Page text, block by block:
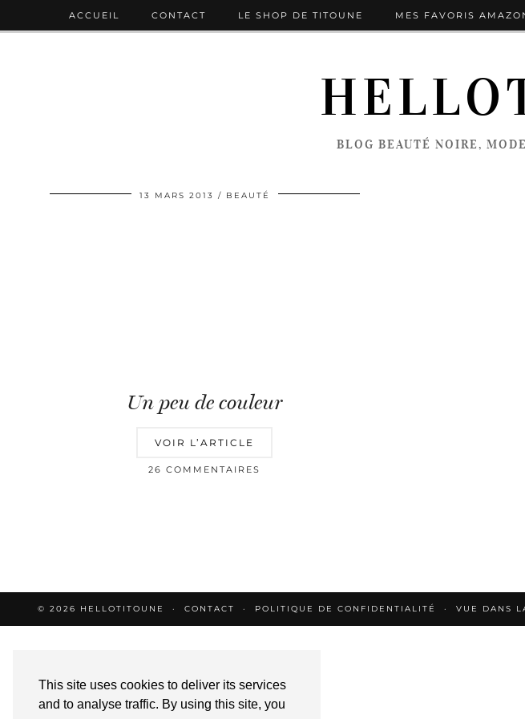
This site uses cookies to deliver its services
and to analyse traffic. By using this site, you
BLOG BEAUTÉ NOIRE,
ACCUEIL CONTACT LE SHOP DE TITOUNE MES FAVORIS
13 MARS 2013 BEAUTÉ
Un peu de couleur
VOIR L’ARTICLE
26 COMMENTAIRES
© 2026 HELLOTITOUNE CONTACT POLITIQUE DE CONFIDENTIALITÉ VUE DANS